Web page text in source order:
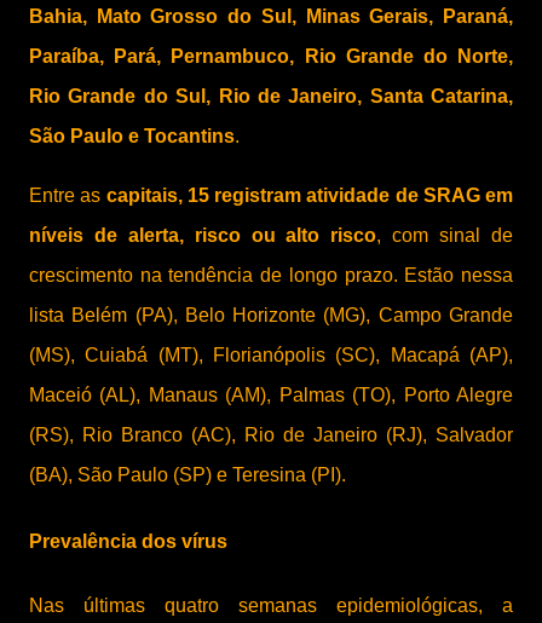
Bahia, Mato Grosso do Sul, Minas Gerais, Paraná,
Paraíba, Pará, Pernambuco, Rio Grande do Norte,
Rio Grande do Sul, Rio de Janeiro, Santa Catarina,
São Paulo e Tocantins.
Entre as capitais, 15 registram atividade de SRAG em
níveis de alerta, risco ou alto risco, com sinal de
crescimento na tendência de longo prazo. Estão nessa
lista Belém (PA), Belo Horizonte (MG), Campo Grande
(MS), Cuiabá (MT), Florianópolis (SC), Macapá (AP),
Maceió (AL), Manaus (AM), Palmas (TO), Porto Alegre
(RS), Rio Branco (AC), Rio de Janeiro (RJ), Salvador
(BA), São Paulo (SP) e Teresina (PI).
Prevalência dos vírus
Nas últimas quatro semanas epidemiológicas, a